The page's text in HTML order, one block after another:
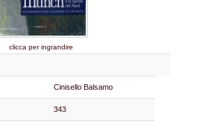
clicca per ingrandire
Cinisello Balsamo
343